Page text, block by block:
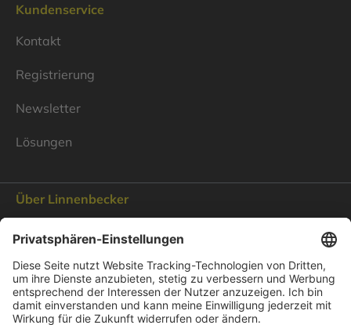
Kundenservice
Kontakt
Registrierung
Newsletter
Lösungen
Über Linnenbecker
Unternehmen
Impressum